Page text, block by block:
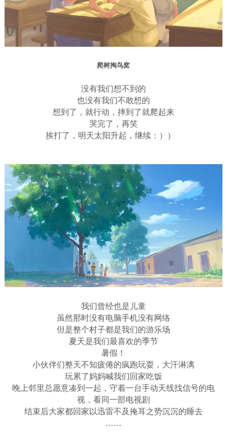
爬树掏鸟窝
没有我们想不到的
也没有我们不敢想的
想到了，就行动，摔到了就爬起来
哭完了，再笑
挨打了，明天太阳升起，继续：））
我们曾经也是儿童
虽然那时没有电脑手机没有网络
但是整个村子都是我们的游乐场
夏天是我们最喜欢的季节
暑假！
小伙伴们整天不知疲倦的疯跑玩耍，大汗淋漓
玩累了妈妈喊我们回家吃饭
晚上邻里总愿意凑到一起，守着一台手动天线找信号的电
视，看同一部电视剧
结束后大家都回家以迅雷不及掩耳之势沉沉的睡去
……